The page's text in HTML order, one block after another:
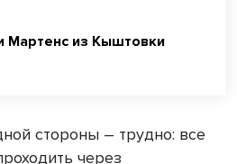
Мартенс из Кыштовки
стороны – трудно: все
через